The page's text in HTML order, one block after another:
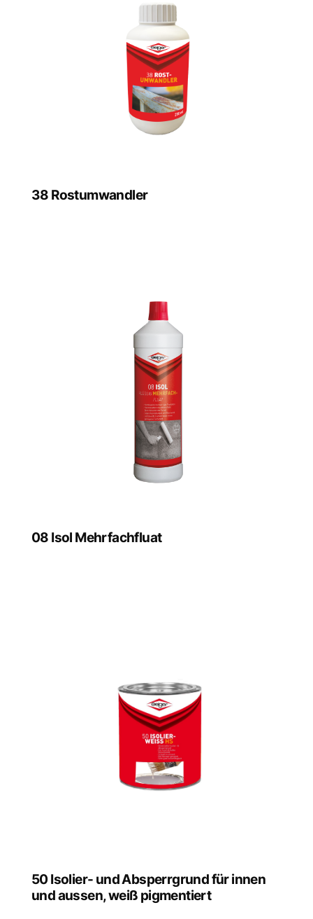
38 Rostumwandler
08 Isol Mehrfachfluat
50 Isolier- und Absperrgrund für innen
und aussen, weiß pigmentiert